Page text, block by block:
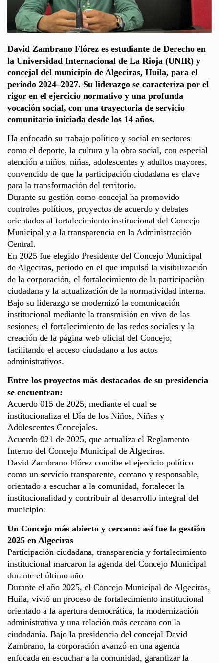
David Zambrano Flórez es estudiante de Derecho en
la Universidad Internacional de La Rioja (UNIR) y
concejal del municipio de Algeciras, Huila, para el
periodo 2024–2027. Su liderazgo se caracteriza por el
rigor en el ejercicio normativo y una profunda
vocación social, con una trayectoria de servicio
comunitario iniciada desde los 14 años.
Ha enfocado su trabajo político y social en sectores
como el deporte, la cultura y la obra social, con especial
atención a niños, niñas, adolescentes y adultos mayores,
convencido de que la participación ciudadana es clave
para la transformación del territorio.
Durante su gestión como concejal ha promovido
controles políticos, proyectos de acuerdo y debates
orientados al fortalecimiento institucional del Concejo
Municipal y a la transparencia en la Administración
Central.
En 2025 fue elegido Presidente del Concejo Municipal
de Algeciras, periodo en el que impulsó la visibilización
de la corporación, el fortalecimiento de la participación
ciudadana y la actualización de la normatividad interna.
Bajo su liderazgo se modernizó la comunicación
institucional mediante la transmisión en vivo de las
sesiones, el fortalecimiento de las redes sociales y la
creación de la página web oficial del Concejo,
facilitando el acceso ciudadano a los actos
administrativos.
Entre los proyectos más destacados de su presidencia
se encuentran:
Acuerdo 015 de 2025, mediante el cual se
institucionaliza el Día de los Niños, Niñas y
Adolescentes Concejales.
Acuerdo 021 de 2025, que actualiza el Reglamento
Interno del Concejo Municipal de Algeciras.
David Zambrano Flórez concibe el ejercicio político
como un servicio transparente, cercano y responsable,
orientado a escuchar a la comunidad, fortalecer la
institucionalidad y contribuir al desarrollo integral del
municipio:
Un Concejo más abierto y cercano: así fue la gestión
2025 en Algeciras
Participación ciudadana, transparencia y fortalecimiento
institucional marcaron la agenda del Concejo Municipal
durante el último año
Durante el año 2025, el Concejo Municipal de Algeciras,
Huila, vivió un proceso de fortalecimiento institucional
orientado a la apertura democrática, la modernización
administrativa y una relación más cercana con la
ciudadanía. Bajo la presidencia del concejal David
Zambrano, la corporación avanzó en una agenda
enfocada en escuchar a la comunidad, garantizar la